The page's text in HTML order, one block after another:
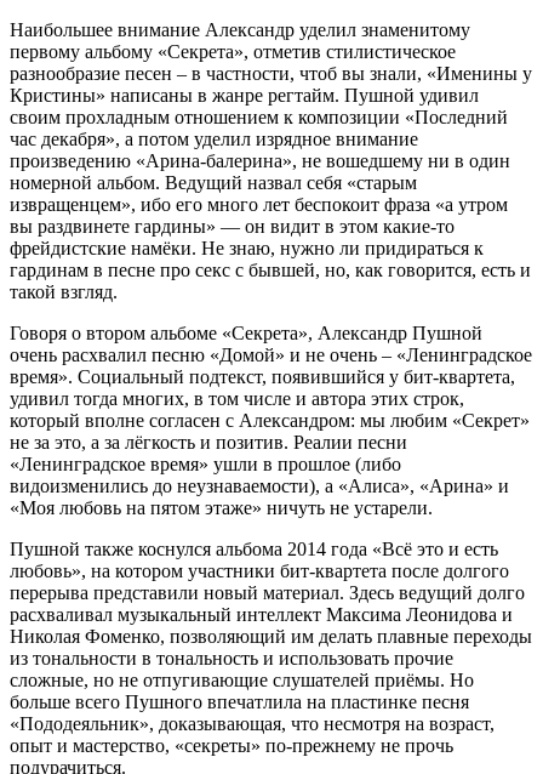
Наибольшее внимание Александр уделил знаменитому
первому альбому «Секрета», отметив стилистическое
разнообразие песен – в частности, чтоб вы знали, «Именины у
Кристины» написаны в жанре регтайм. Пушной удивил
своим прохладным отношением к композиции «Последний
час декабря», а потом уделил изрядное внимание
произведению «Арина-балерина», не вошедшему ни в один
номерной альбом. Ведущий назвал себя «старым
извращенцем», ибо его много лет беспокоит фраза «а утром
вы раздвинете гардины» — он видит в этом какие-то
фрейдистские намёки. Не знаю, нужно ли придираться к
гардинам в песне про секс с бывшей, но, как говорится, есть и
такой взгляд.
Говоря о втором альбоме «Секрета», Александр Пушной
очень расхвалил песню «Домой» и не очень – «Ленинградское
время». Социальный подтекст, появившийся у бит-квартета,
удивил тогда многих, в том числе и автора этих строк,
который вполне согласен с Александром: мы любим «Секрет»
не за это, а за лёгкость и позитив. Реалии песни
«Ленинградское время» ушли в прошлое (либо
видоизменились до неузнаваемости), а «Алиса», «Арина» и
«Моя любовь на пятом этаже» ничуть не устарели.
Пушной также коснулся альбома 2014 года «Всё это и есть
любовь», на котором участники бит-квартета после долгого
перерыва представили новый материал. Здесь ведущий долго
расхваливал музыкальный интеллект Максима Леонидова и
Николая Фоменко, позволяющий им делать плавные переходы
из тональности в тональность и использовать прочие
сложные, но не отпугивающие слушателей приёмы. Но
больше всего Пушного впечатлила на пластинке песня
«Пододеяльник», доказывающая, что несмотря на возраст,
опыт и мастерство, «секреты» по-прежнему не прочь
подурачиться.